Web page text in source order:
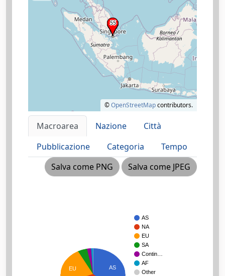
©OpenStreetMapcontributors.
Macroarea Nazione
Città
Pubblicazione
Categoria
Tempo
Salva come PNG
Salva come JPEG
AS
NA
EU
SA
Contin…
AF
Other
AS
EU